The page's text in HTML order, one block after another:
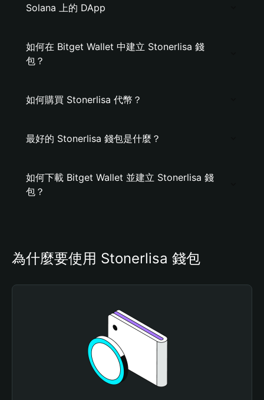
Solana 上的 DApp
如何在 Bitget Wallet 中建立 Stonerlisa 錢
包？
如何購買 Stonerlisa 代幣？
最好的 Stonerlisa 錢包是什麼？
如何下載 Bitget Wallet 並建立 Stonerlisa 錢
包？
為什麼要使用 Stonerlisa 錢包